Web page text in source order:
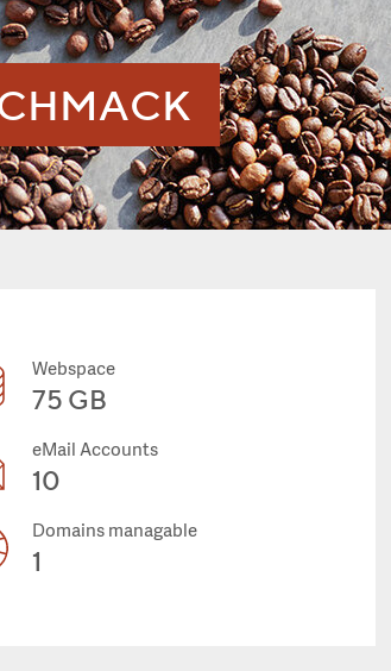
Webspace
75 GB
eMail Accounts
10
Domains managable
1